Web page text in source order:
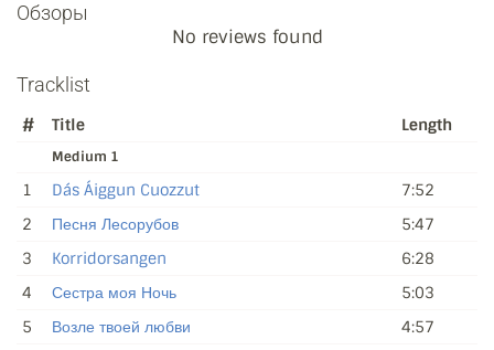
Обзоры
No reviews found
Tracklist
# Title Length
Medium 1
1 Dás Áiggun Cuozzut
7:52
2
Песня Лесорубов
5:47
3
Korridorsangen
6:28
4
Сестра моя Ночь
5:03
5
Возле твоей любви
4:57